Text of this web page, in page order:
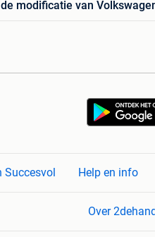
modificatie van
Succesvol Help en info
Over